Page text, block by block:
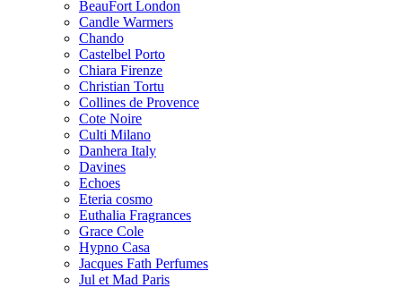
BeauFort London
Candle Warmers
Chando
Castelbel Porto
Chiara Firenze
Christian Tortu
Collines de Provence
Cote Noire
Culti Milano
Danhera Italy
Davines
Echoes
Eteria cosmo
Euthalia Fragrances
Grace Cole
Hypno Casa
Jacques Fath Perfumes
Jul et Mad Paris